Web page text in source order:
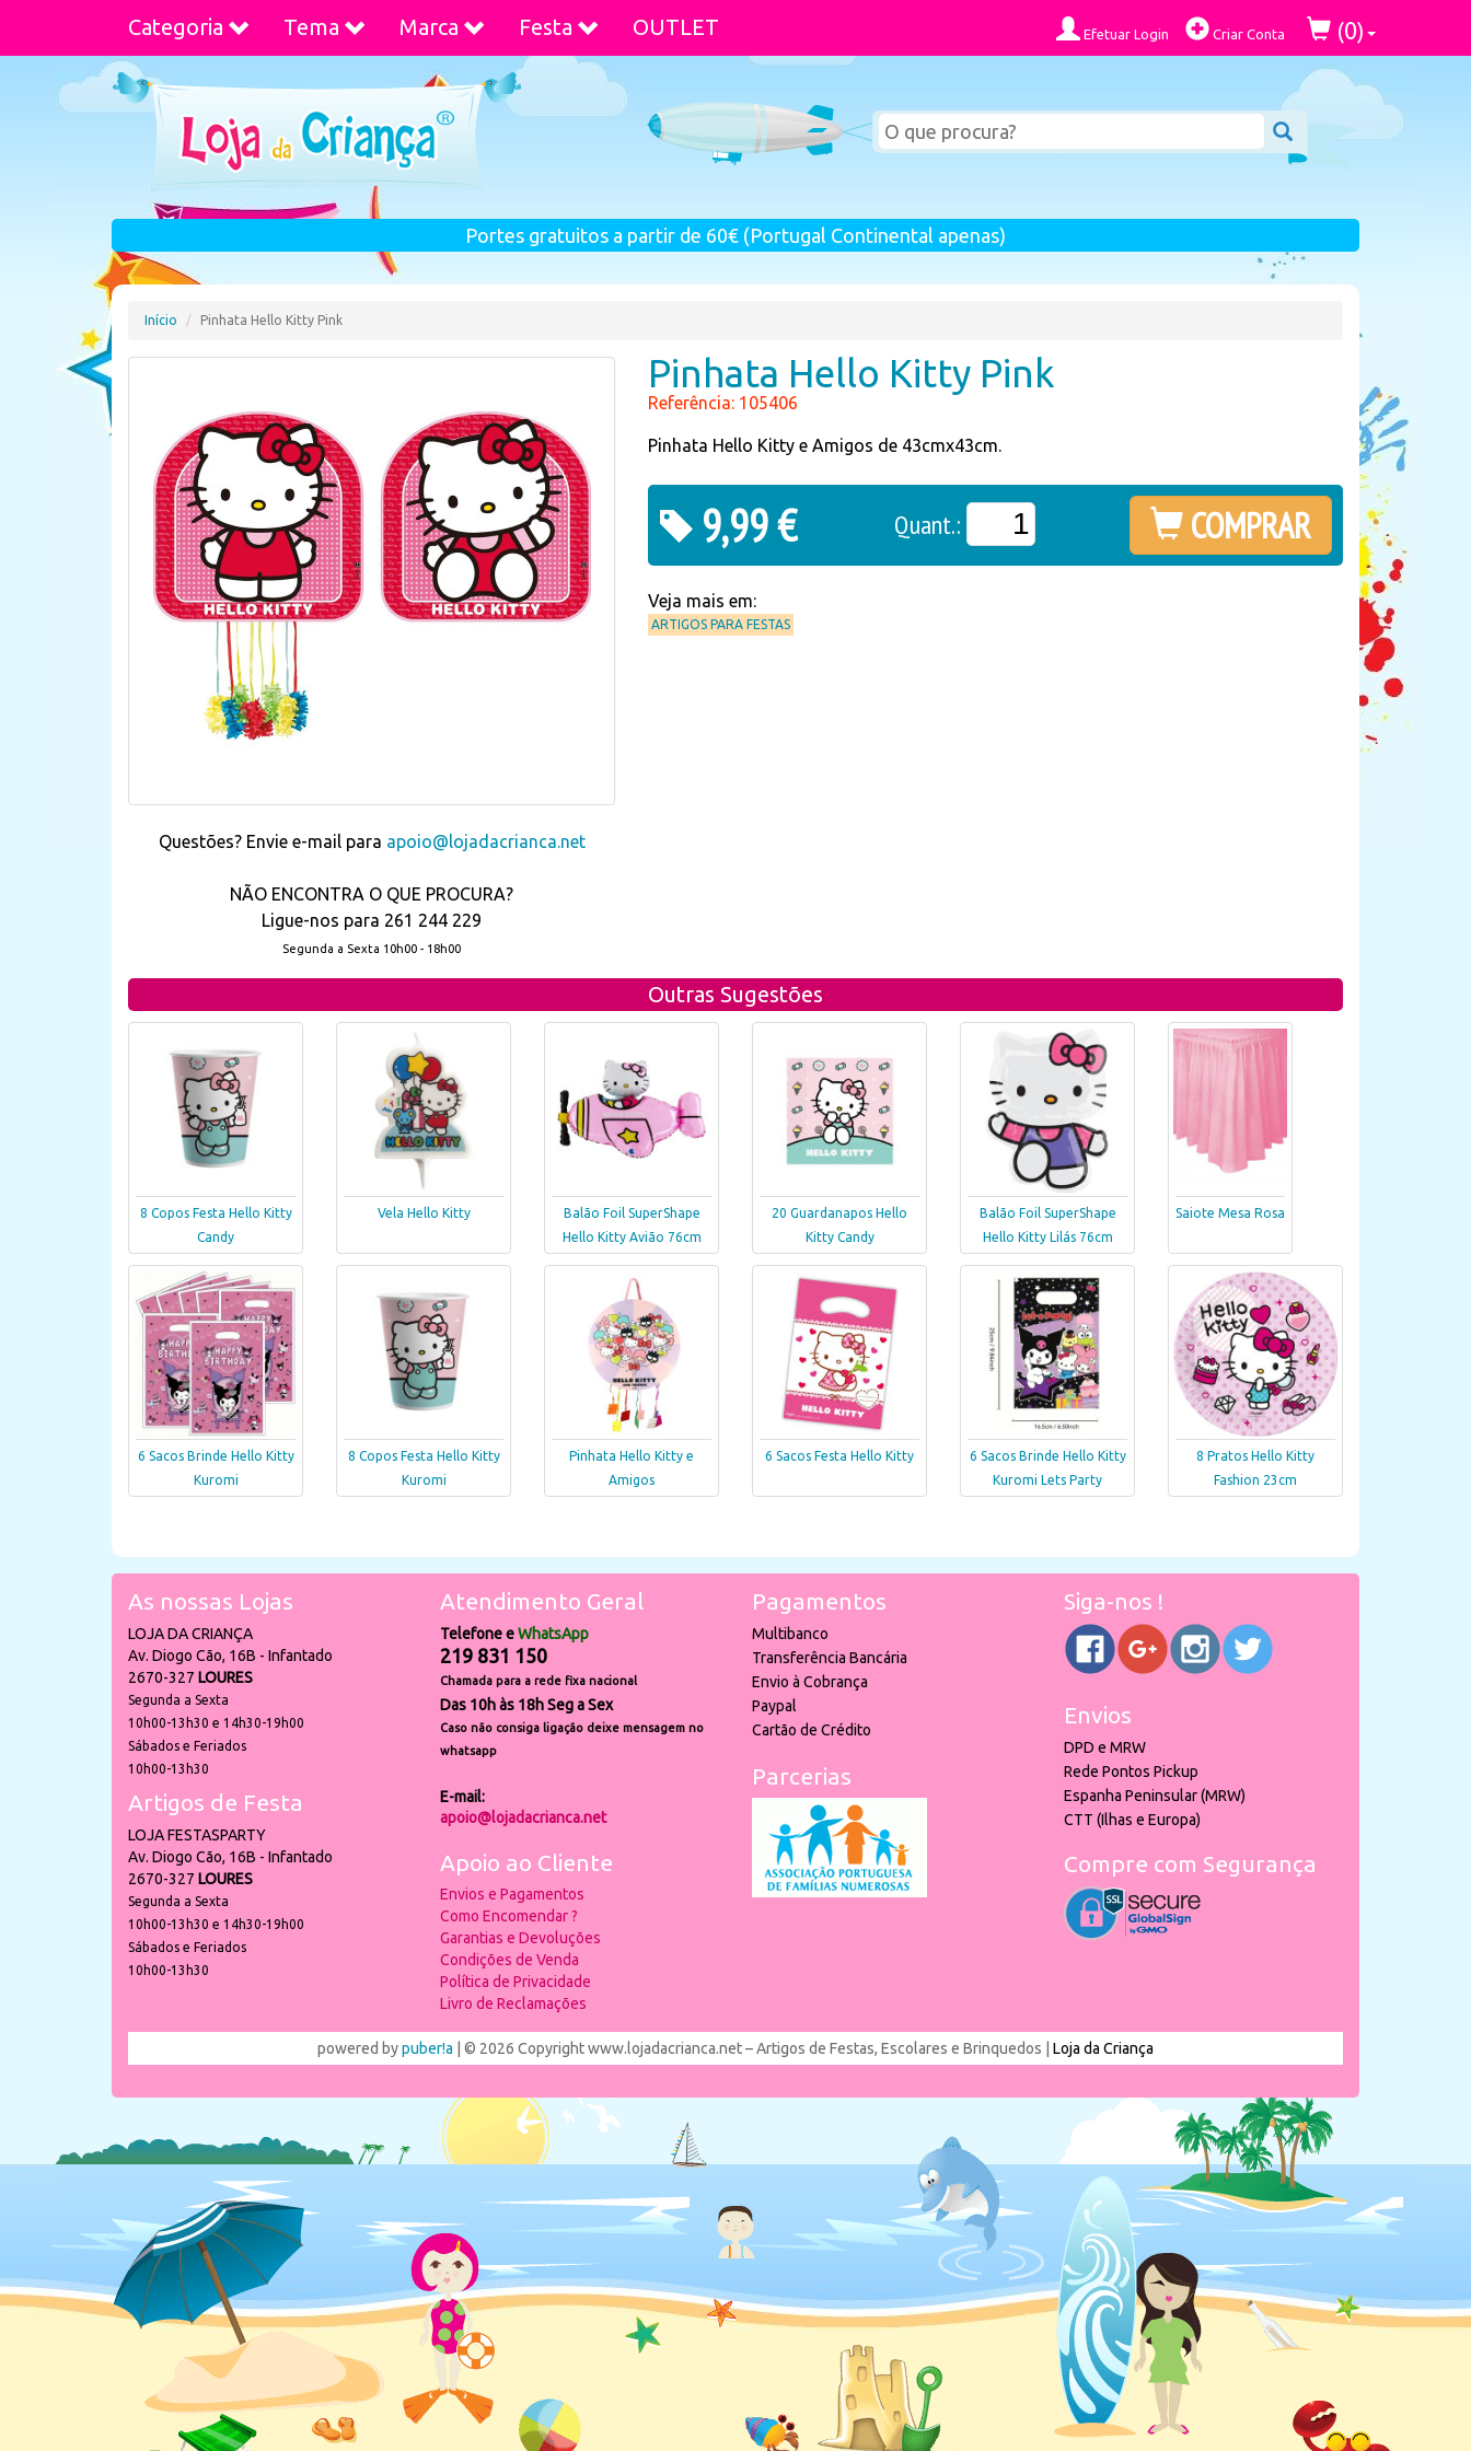
Categoria Tema Marca Festa OUTLET Efetuar Login Criar Conta (0)
Portes gratuitos a partir de 60€ (Portugal Continental apenas)
Início Pinhata Hello Kitty Pink
Questões? Envie e-mail para apoio@lojadacrianca.net
NÃO ENCONTRA O QUE PROCURA?
Ligue-nos para 261 244 229
Segunda a Sexta 10h00 - 18h00
Pinhata Hello Kitty Pink
Referência: 105406
Pinhata Hello Kitty e Amigos de 43cmx43cm.
9,99 € Quant.: COMPRAR
Veja mais em:
ARTIGOS PARA FESTAS
Outras Sugestões
8 Copos Festa Hello Kitty
Candy
Vela Hello Kitty
Balão Foil SuperShape
Hello Kitty Avião 76cm
20 Guardanapos Hello
Kitty Candy
Balão Foil SuperShape
Hello Kitty Lilás 76cm
Saiote Mesa Rosa
6 Sacos Brinde Hello Kitty
Kuromi
8 Copos Festa Hello Kitty
Kuromi
Pinhata Hello Kitty e
Amigos
6 Sacos Festa Hello Kitty
6 Sacos Brinde Hello Kitty
Kuromi Lets Party
8 Pratos Hello Kitty
Fashion 23cm
As nossas Lojas
LOJA DA CRIANÇA
Av. Diogo Cão, 16B - Infantado
2670-327 LOURES
Segunda a Sexta
10h00-13h30 e 14h30-19h00
Sábados e Feriados
10h00-13h30
Artigos de Festa
LOJA FESTASPARTY
Av. Diogo Cão, 16B - Infantado
2670-327 LOURES
Segunda a Sexta
10h00-13h30 e 14h30-19h00
Sábados e Feriados
10h00-13h30
Atendimento Geral
Telefone eWhatsApp
219 831 150
Chamada para a rede fixa nacional
Das 10h às 18h Seg a Sex
Caso não consiga ligação deixe mensagem no
whatsapp
E-mail:
apoio@lojadacrianca.net
Apoio ao Cliente
Envios e Pagamentos
Como Encomendar ?
Garantias e Devoluções
Condições de Venda
Política de Privacidade
Livro de Reclamações
Pagamentos
Multibanco
Transferência Bancária
Envio à Cobrança
Paypal
Cartão de Crédito
Parcerias
Siga-nos !
Envios
DPD e MRW
Rede Pontos Pickup
Espanha Peninsular (MRW)
CTT (Ilhas e Europa)
Compre com Segurança
powered bypuber!a | © 2026 Copyright www.lojadacrianca.net – Artigos de Festas, Escolares e Brinquedos | Loja da Criança